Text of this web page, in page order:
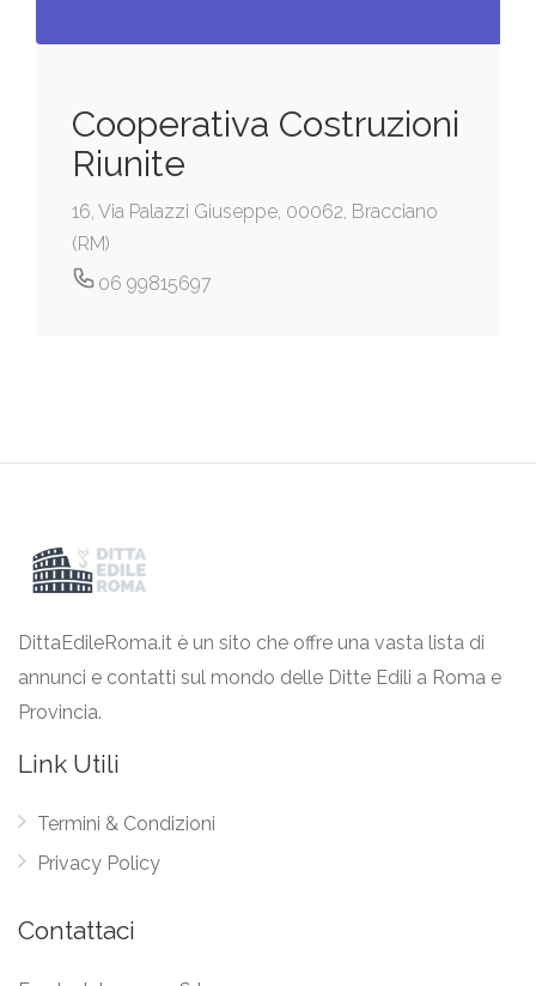
Cooperativa Costruzioni
Riunite
16, Via Palazzi Giuseppe, 00062, Bracciano
(RM)
06 99815697
DittaEdileRoma.it è un sito che offre una vasta lista di
annunci e contatti sul mondo delle Ditte Edili a Roma e
Provincia.
Link Utili
Termini & Condizioni
Privacy Policy
Contattaci